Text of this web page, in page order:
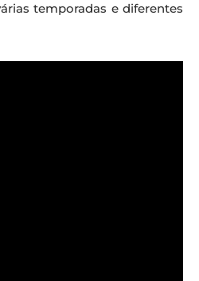
temporadas e diferentes